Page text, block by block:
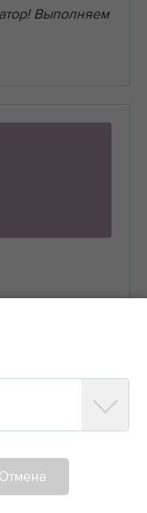
Выполняем
Борт 5 тонн
Отмена